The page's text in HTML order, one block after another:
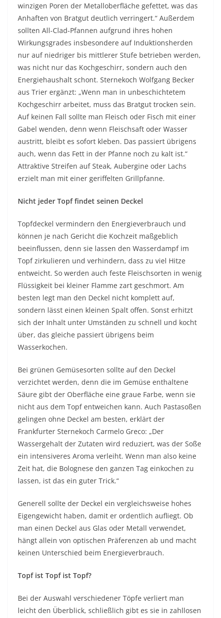
winzigen Poren der Metalloberfläche gefettet, was das
Anhaften von Bratgut deutlich verringert.“ Außerdem
sollten All-Clad-Pfannen aufgrund ihres hohen
Wirkungsgrades insbesondere auf Induktionsherden
nur auf niedriger bis mittlerer Stufe betrieben werden,
was nicht nur das Kochgeschirr, sondern auch den
Energiehaushalt schont. Sternekoch Wolfgang Becker
aus Trier ergänzt: „Wenn man in unbeschichtetem
Kochgeschirr arbeitet, muss das Bratgut trocken sein.
Auf keinen Fall sollte man Fleisch oder Fisch mit einer
Gabel wenden, denn wenn Fleischsaft oder Wasser
austritt, bleibt es sofort kleben. Das passiert übrigens
auch, wenn das Fett in der Pfanne noch zu kalt ist.“
Attraktive Streifen auf Steak, Aubergine oder Lachs
erzielt man mit einer geriffelten Grillpfanne.
Nicht jeder Topf findet seinen Deckel
Topfdeckel vermindern den Energieverbrauch und
können je nach Gericht die Kochzeit maßgeblich
beeinflussen, denn sie lassen den Wasserdampf im
Topf zirkulieren und verhindern, dass zu viel Hitze
entweicht. So werden auch feste Fleischsorten in wenig
Flüssigkeit bei kleiner Flamme zart geschmort. Am
besten legt man den Deckel nicht komplett auf,
sondern lässt einen kleinen Spalt offen. Sonst erhitzt
sich der Inhalt unter Umständen zu schnell und kocht
über, das gleiche passiert übrigens beim
Wasserkochen.
Bei grünen Gemüsesorten sollte auf den Deckel
verzichtet werden, denn die im Gemüse enthaltene
Säure gibt der Oberfläche eine graue Farbe, wenn sie
nicht aus dem Topf entweichen kann. Auch Pastasoßen
gelingen ohne Deckel am besten, erklärt der
Frankfurter Sternekoch Carmelo Greco: „Der
Wassergehalt der Zutaten wird reduziert, was der Soße
ein intensiveres Aroma verleiht. Wenn man also keine
Zeit hat, die Bolognese den ganzen Tag einkochen zu
lassen, ist das ein guter Trick.“
Generell sollte der Deckel ein vergleichsweise hohes
Eigengewicht haben, damit er ordentlich aufliegt. Ob
man einen Deckel aus Glas oder Metall verwendet,
hängt allein von optischen Präferenzen ab und macht
keinen Unterschied beim Energieverbrauch.
Topf ist Topf ist Topf?
Bei der Auswahl verschiedener Töpfe verliert man
leicht den Überblick, schließlich gibt es sie in zahllosen